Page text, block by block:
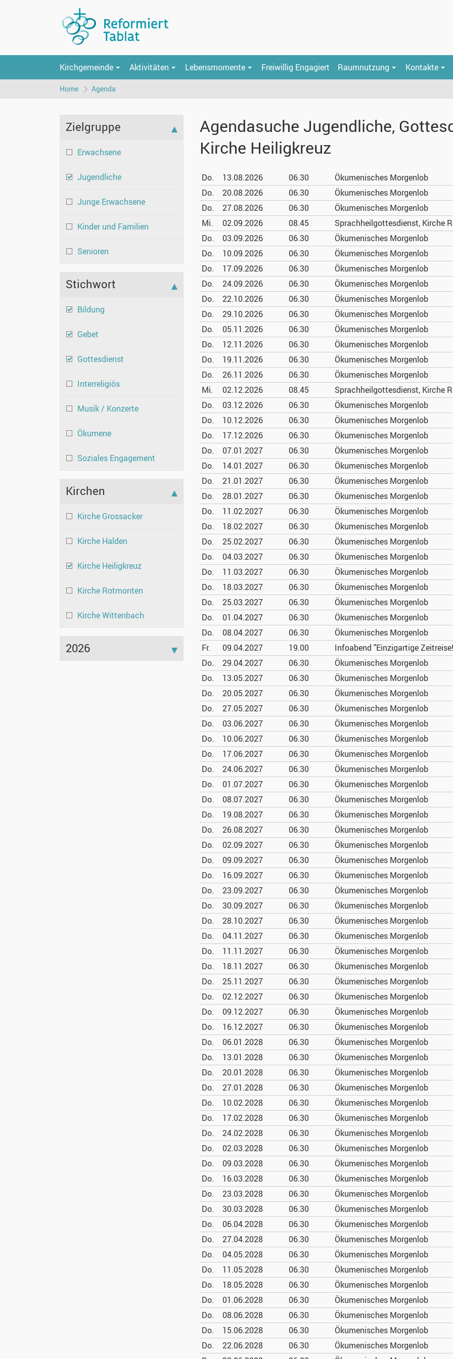
Kirchgemeinde Aktivitäten Lebensmomente Freiwillig Engagiert Raumnutzung Kontakte
Home Agenda
Zielgruppe
Erwachsene
Jugendliche
Junge Erwachsene
Kinder und Familien
Senioren
Stichwort
Bildung
Gebet
Gottesdienst
Interreligiös
Musik / Konzerte
Ökumene
Soziales Engagement
Kirchen
Kirche Grossacker
Kirche Halden
Kirche Heiligkreuz
Kirche Rotmonten
Kirche Wittenbach
2026
Agendasuche Jugendliche,
Kirche Heiligkreuz
Do. 13.08.2026 06.30
Ökumenisches Morgenlob
Do.
20.08.2026 06.30
Ökumenisches Morgenlob
Do.
27.08.2026 06.30
Ökumenisches Morgenlob
Mi.
02.09.2026 08.45
Sprachheilgottesdienst, Kirche
Do.
03.09.2026 06.30
Ökumenisches Morgenlob
Do.
10.09.2026 06.30
Ökumenisches Morgenlob
Do.
17.09.2026 06.30
Ökumenisches Morgenlob
Do.
24.09.2026 06.30
Ökumenisches Morgenlob
Do.
22.10.2026 06.30
Ökumenisches Morgenlob
Do.
29.10.2026 06.30
Ökumenisches Morgenlob
Do.
05.11.2026 06.30
Ökumenisches Morgenlob
Do.
12.11.2026 06.30
Ökumenisches Morgenlob
Do.
19.11.2026 06.30
Ökumenisches Morgenlob
Do.
26.11.2026 06.30
Ökumenisches Morgenlob
Mi.
02.12.2026 08.45
Sprachheilgottesdienst, Kirche
Do.
03.12.2026 06.30
Ökumenisches Morgenlob
Do.
10.12.2026 06.30
Ökumenisches Morgenlob
Do.
17.12.2026 06.30
Ökumenisches Morgenlob
Do.
07.01.2027 06.30
Ökumenisches Morgenlob
Do.
14.01.2027 06.30
Ökumenisches Morgenlob
Do.
21.01.2027 06.30
Ökumenisches Morgenlob
Do.
28.01.2027 06.30
Ökumenisches Morgenlob
Do.
11.02.2027 06.30
Ökumenisches Morgenlob
Do.
18.02.2027 06.30
Ökumenisches Morgenlob
Do.
25.02.2027 06.30
Ökumenisches Morgenlob
Do.
04.03.2027 06.30
Ökumenisches Morgenlob
Do.
11.03.2027 06.30
Ökumenisches Morgenlob
Do.
18.03.2027 06.30
Ökumenisches Morgenlob
Do.
25.03.2027 06.30
Ökumenisches Morgenlob
Do.
01.04.2027 06.30
Ökumenisches Morgenlob
Do.
08.04.2027 06.30
Ökumenisches Morgenlob
Fr.
09.04.2027 19.00
Infoabend "Einzigartige
Do.
29.04.2027 06.30
Ökumenisches Morgenlob
Do.
13.05.2027 06.30
Ökumenisches Morgenlob
Do.
20.05.2027 06.30
Ökumenisches Morgenlob
Do.
27.05.2027 06.30
Ökumenisches Morgenlob
Do.
03.06.2027 06.30
Ökumenisches Morgenlob
Do.
10.06.2027 06.30
Ökumenisches Morgenlob
Do.
17.06.2027 06.30
Ökumenisches Morgenlob
Do.
24.06.2027 06.30
Ökumenisches Morgenlob
Do.
01.07.2027 06.30
Ökumenisches Morgenlob
Do.
08.07.2027 06.30
Ökumenisches Morgenlob
Do.
19.08.2027 06.30
Ökumenisches Morgenlob
Do.
26.08.2027 06.30
Ökumenisches Morgenlob
Do.
02.09.2027 06.30
Ökumenisches Morgenlob
Do.
09.09.2027 06.30
Ökumenisches Morgenlob
Do.
16.09.2027 06.30
Ökumenisches Morgenlob
Do.
23.09.2027 06.30
Ökumenisches Morgenlob
Do.
30.09.2027 06.30
Ökumenisches Morgenlob
Do.
28.10.2027 06.30
Ökumenisches Morgenlob
Do.
04.11.2027 06.30
Ökumenisches Morgenlob
Do.
11.11.2027 06.30
Ökumenisches Morgenlob
Do.
18.11.2027 06.30
Ökumenisches Morgenlob
Do.
25.11.2027 06.30
Ökumenisches Morgenlob
Do.
02.12.2027 06.30
Ökumenisches Morgenlob
Do.
09.12.2027 06.30
Ökumenisches Morgenlob
Do.
16.12.2027 06.30
Ökumenisches Morgenlob
Do.
06.01.2028 06.30
Ökumenisches Morgenlob
Do.
13.01.2028 06.30
Ökumenisches Morgenlob
Do.
20.01.2028 06.30
Ökumenisches Morgenlob
Do.
27.01.2028 06.30
Ökumenisches Morgenlob
Do.
10.02.2028 06.30
Ökumenisches Morgenlob
Do.
17.02.2028 06.30
Ökumenisches Morgenlob
Do.
24.02.2028 06.30
Ökumenisches Morgenlob
Do.
02.03.2028 06.30
Ökumenisches Morgenlob
Do.
09.03.2028 06.30
Ökumenisches Morgenlob
Do.
16.03.2028 06.30
Ökumenisches Morgenlob
Do.
23.03.2028 06.30
Ökumenisches Morgenlob
Do.
30.03.2028 06.30
Ökumenisches Morgenlob
Do.
06.04.2028 06.30
Ökumenisches Morgenlob
Do.
27.04.2028 06.30
Ökumenisches Morgenlob
Do.
04.05.2028 06.30
Ökumenisches Morgenlob
Do.
11.05.2028 06.30
Ökumenisches Morgenlob
Do.
18.05.2028 06.30
Ökumenisches Morgenlob
Do.
01.06.2028 06.30
Ökumenisches Morgenlob
Do.
08.06.2028 06.30
Ökumenisches Morgenlob
Do.
15.06.2028 06.30
Ökumenisches Morgenlob
Do.
22.06.2028 06.30
Ökumenisches Morgenlob